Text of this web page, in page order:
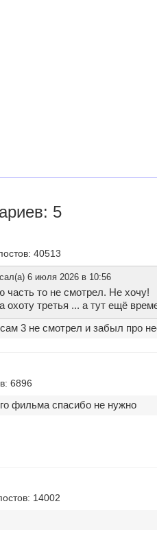
5
40513
6 июля 2026 в 10:56
часть то не смотрел. Не хочу!
охоту третья ... а тут ещё
3 не смотрел и забыл про
6896
фильма спасибо не нужно
14002